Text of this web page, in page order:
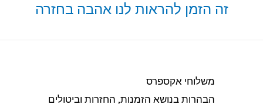
זה הזמן להראות לנו אהבה בחזרה
משלוחי אקספרס
הבהרות בנושא הזמנות, החזרות וביטולים​